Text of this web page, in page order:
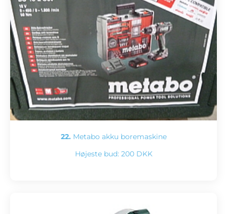
22. Metabo akku boremaskine
Højeste bud: 200 DKK